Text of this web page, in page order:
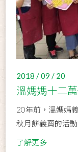
2018 / 09 / 20
溫媽媽十二
20年前，溫媽媽
秋月餅義賣的活
了解更多